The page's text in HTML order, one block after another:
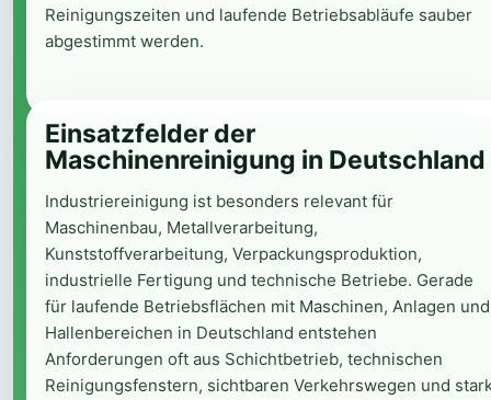
Reinigungszeiten und laufende Betriebsabläufe sauber
abgestimmt werden.
Einsatzfelder der
Maschinenreinigung in Deutschland
Industriereinigung ist besonders relevant für
Maschinenbau, Metallverarbeitung,
Kunststoffverarbeitung, Verpackungsproduktion,
industrielle Fertigung und technische Betriebe. Gerade
für laufende Betriebsflächen mit Maschinen, Anlagen und
Hallenbereichen in Deutschland entstehen
Anforderungen oft aus Schichtbetrieb, technischen
Reinigungsfenstern, sichtbaren Verkehrswegen und